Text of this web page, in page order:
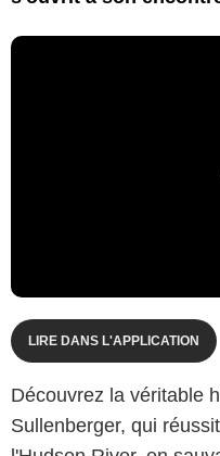
LIRE DANS L'APPLICATION
Découvrez la véritable
Sullenberger, qui